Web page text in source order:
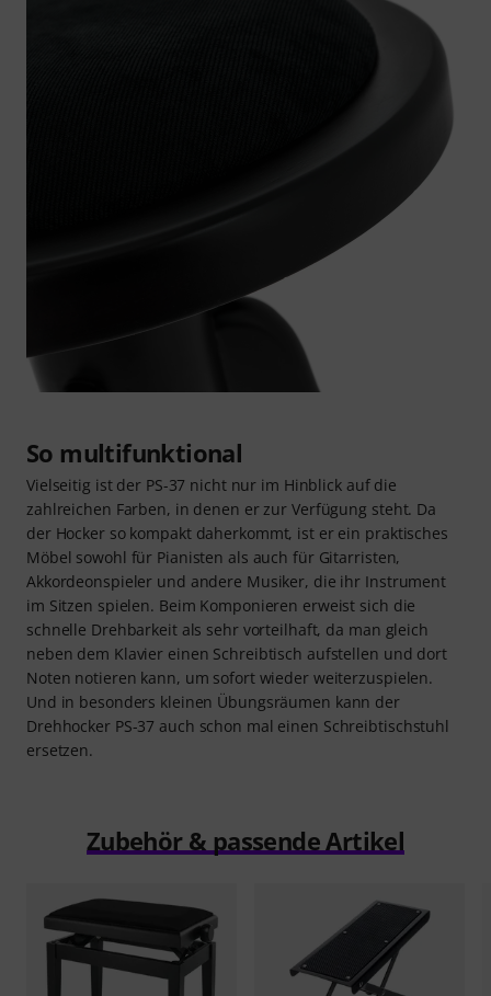
So multifunktional
Vielseitig ist der PS-37 nicht nur im Hinblick auf die
zahlreichen Farben, in denen er zur Verfügung steht. Da
der Hocker so kompakt daherkommt, ist er ein praktisches
Möbel sowohl für Pianisten als auch für Gitarristen,
Akkordeonspieler und andere Musiker, die ihr Instrument
im Sitzen spielen. Beim Komponieren erweist sich die
schnelle Drehbarkeit als sehr vorteilhaft, da man gleich
neben dem Klavier einen Schreibtisch aufstellen und dort
Noten notieren kann, um sofort wieder weiterzuspielen.
Und in besonders kleinen Übungsräumen kann der
Drehhocker PS-37 auch schon mal einen Schreibtischstuhl
ersetzen.
Zubehör & passende Artikel